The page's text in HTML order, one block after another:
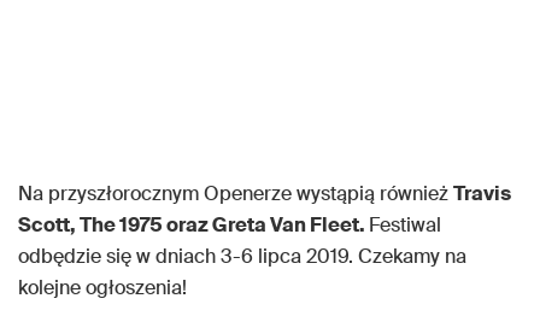
Na przyszłorocznym Openerze wystąpią równieżTravis
Scott, The 1975 oraz Greta Van Fleet. Festiwal
odbędzie się w dniach 3-6 lipca 2019. Czekamy na
kolejne ogłoszenia!